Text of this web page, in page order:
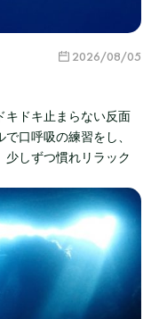
2026/08/05
キドキ止まらない反面
口呼吸の練習をし、
しずつ慣れリラック